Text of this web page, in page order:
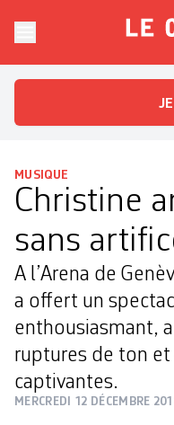
Le
MUSIQUE
Christine
sans
A l’Arena de
a offert un
enthousiasmant,
ruptures de ton
captivantes.
MERCREDI 12 DÉCEMBRE